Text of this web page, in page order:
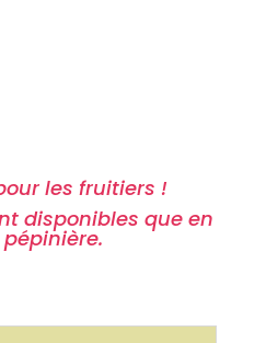
les fruitiers !
disponibles que en